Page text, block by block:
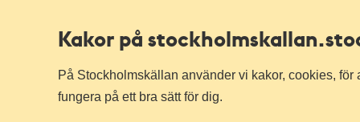
Kakor på stockholmskallan
På Stockholmskällan använder vi kakor, cookies,
fungera på ett bra sätt för dig.